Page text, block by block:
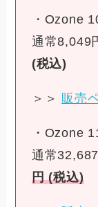
・Ozone
通常8,049
(税込)
＞＞ 販売
・Ozone
通常
円 (税込)